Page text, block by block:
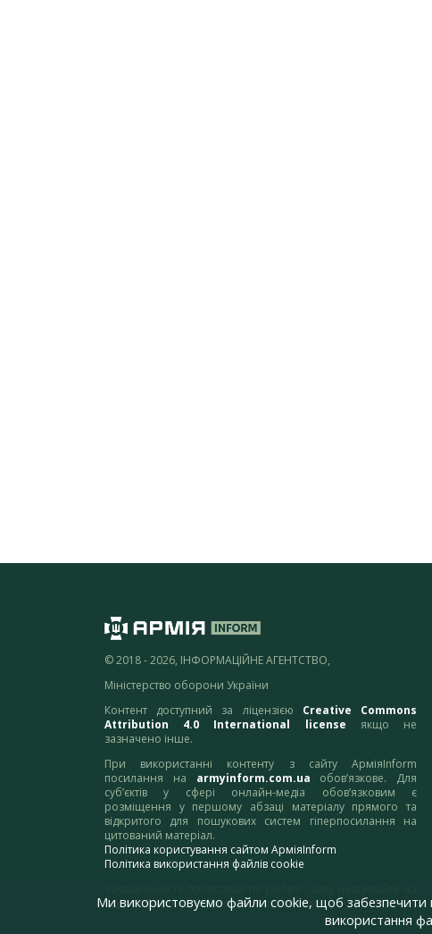
© 2018 - 2026, ІНФОРМАЦІЙНЕ АГЕНТСТВО,
Міністерство оборони України
Контент доступний за ліцензією Creative Commons
Attribution 4.0 International license якщо не
зазначено інше.
При використанні контенту з сайту АрміяInform
посилання на armyinform.com.ua обов’язкове. Для
суб’єктів у сфері онлайн-медіа обов’язковим є
розміщення у першому абзаці матеріалу прямого та
відкритого для пошукових систем гіперпосилання на
цитований матеріал.
Політика користування сайтом АрміяInform
Політика використання файлів cookie
адресу:webmaster@armyinform.com.ua
Ми використовуємо файли cookie, щоб
використання